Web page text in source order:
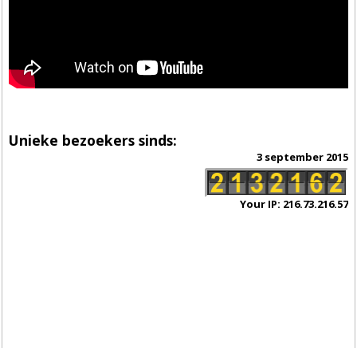
Unieke bezoekers sinds:
3 september 2015
Your IP: 216.73.216.57